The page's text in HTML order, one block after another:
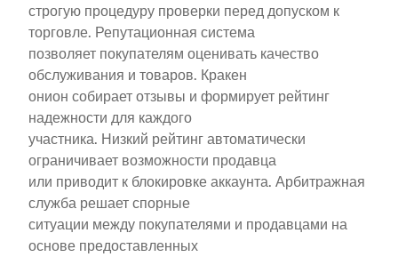
строгую процедуру проверки перед допуском к
торговле. Репутационная система
позволяет покупателям оценивать качество
обслуживания и товаров. Кракен
онион собирает отзывы и формирует рейтинг
надежности для каждого
участника. Низкий рейтинг автоматически
ограничивает возможности продавца
или приводит к блокировке аккаунта. Арбитражная
служба решает спорные
ситуации между покупателями и продавцами на
основе предоставленных